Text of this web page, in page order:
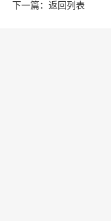
下一篇： 返回列表